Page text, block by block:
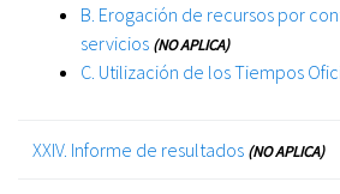
B. Erogación de recursos por
servicios (NO APLICA)
C. Utilización de los Tiempos
XXIV. Informe de resultados (NO APLICA)